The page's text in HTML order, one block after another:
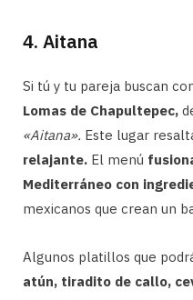
4. Aitana
Si tú y tu pareja buscan
Lomas de Chapultepec,
«Aitana». Este lugar
relajante. El menú
Mediterráneo con
mexicanos que crean un
Algunos platillos que
atún, tiradito de callo,